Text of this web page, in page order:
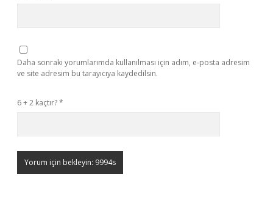
Daha sonraki yorumlarımda kullanılması için adım, e-posta adresim
ve site adresim bu tarayıcıya kaydedilsin.
6 + 2 kaçtır?*